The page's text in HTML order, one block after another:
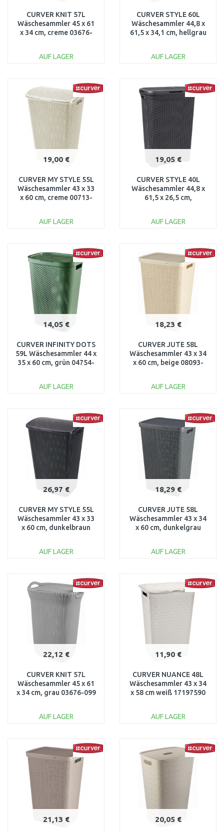
CURVER KNIT 57L
Wäschesammler 45 x 61
x 34 cm, creme 03676-
AUF LAGER
Vergleichen
CURVER STYLE 60L
Wäschesammler 44,8 x
61,5 x 34,1 cm, hellgrau
AUF LAGER
Vergleichen
19,00 €
CURVER MY STYLE 55L
Wäschesammler 43 x 33
x 60 cm, creme 00713-
AUF LAGER
Vergleichen
19,05 €
CURVER STYLE 40L
Wäschesammler 44,8 x
61,5 x 26,5 cm,
AUF LAGER
Vergleichen
14,05 €
CURVER INFINITY DOTS
59L Wäschesammler 44 x
35 x 60 cm, grün 04754-
AUF LAGER
Vergleichen
18,23 €
CURVER JUTE 58L
Wäschesammler 43 x 34
x 60 cm, beige 08093-
AUF LAGER
Vergleichen
26,97 €
CURVER MY STYLE 55L
Wäschesammler 43 x 33
x 60 cm, dunkelbraun
AUF LAGER
Vergleichen
18,29 €
CURVER JUTE 58L
Wäschesammler 43 x 34
x 60 cm, dunkelgrau
AUF LAGER
Vergleichen
22,12 €
CURVER KNIT 57L
Wäschesammler 45 x 61
x 34 cm, grau 03676-099
AUF LAGER
Vergleichen
11,90 €
CURVER NUANCE 48L
Wäschesammler 43 x 34
x 58 cm weiß 17197590
AUF LAGER
Vergleichen
21,13 € 20,05 €